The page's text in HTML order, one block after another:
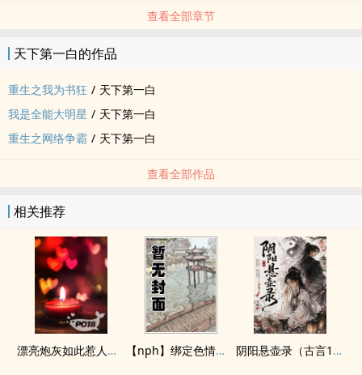
查看全部章节
天下第一白的作品
重生之我为书狂 / 天下第一白
我是全能大明星 / 天下第一白
重生之网络争霸 / 天下第一白
查看全部作品
相关推荐
漂亮炮灰如此惹人怜爱 【nph】绑定色情系统？我吗？ 阴阳悬壶录（古言1v1H）